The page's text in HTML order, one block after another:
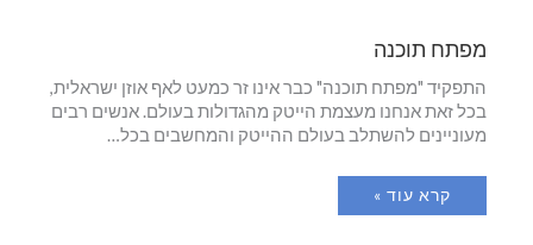
מפתח תוכנה
התפקיד "מפתח תוכנה" כבר אינו זר כמעט לאף אוזן ישראלית,
בכל זאת אנחנו מעצמת הייטק מהגדולות בעולם. אנשים רבים
מעוניינים להשתלב בעולם ההייטק והמחשבים בכל…
קרא עוד »